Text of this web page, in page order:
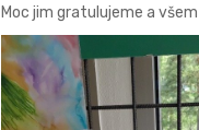
Moc jim gratulujeme a